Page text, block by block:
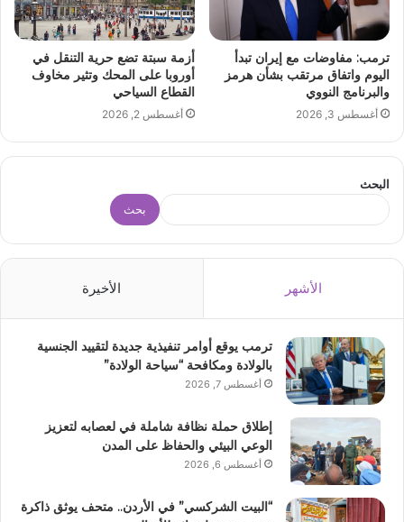
ترمب: مفاوضات مع إيران تبدأ
اليوم واتفاق مرتقب بشأن هرمز
والبرنامج النووي
أغسطس 3, 2026
أزمة سبتة تضع حرية التنقل في
أوروبا على المحك وتثير مخاوف
القطاع السياحي
أغسطس 2, 2026
البحث
بحث
الأشهر الأخيرة
ترمب يوقع أوامر تنفيذية جديدة لتقييد الجنسية
بالولادة ومكافحة “سياحة الولادة”
أغسطس 7, 2026
إطلاق حملة نظافة شاملة في لعصابه لتعزيز
الوعي البيئي والحفاظ على المدن
أغسطس 6, 2026
“البيت الشركسي” في الأردن.. متحف يوثق ذاكرة